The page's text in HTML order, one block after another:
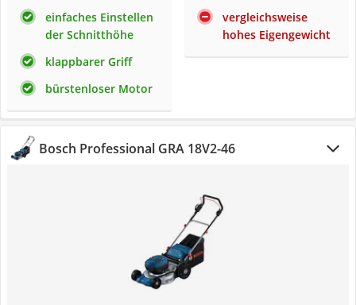
einfaches Einstellen
der Schnitthöhe
klappbarer Griff
bürstenloser Motor
vergleichsweise
hohes Eigengewicht
Bosch Professional GRA 18V2-46